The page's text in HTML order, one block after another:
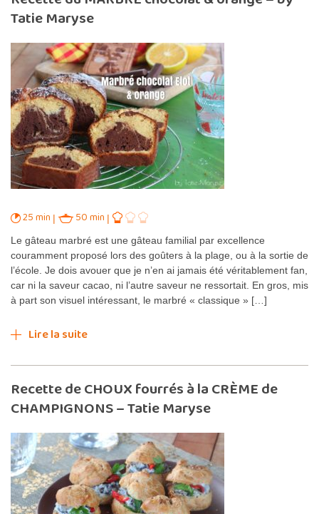
Tatie Maryse
25 min 50 min
Le gâteau marbré est une gâteau familial par excellence
couramment proposé lors des goûters à la plage, ou à la sortie de
l’école. Je dois avouer que je n’en ai jamais été véritablement fan,
car ni la saveur cacao, ni l’autre saveur ne ressortait. En gros, mis
à part son visuel intéressant, le marbré « classique » […]
Lire la suite
Recette de CHOUX fourrés à la CRÈME de
CHAMPIGNONS – Tatie Maryse